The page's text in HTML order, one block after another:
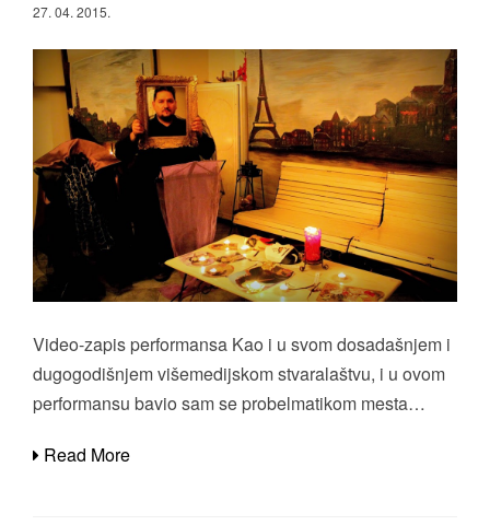
27. 04. 2015.
Video-zapis performansa Kao i u svom dosadašnjem i
dugogodišnjem višemedijskom stvaralaštvu, i u ovom
performansu bavio sam se probelmatikom mesta…
Read More